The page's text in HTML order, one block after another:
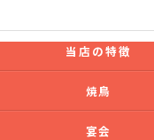
当店の特徴
焼鳥
宴会